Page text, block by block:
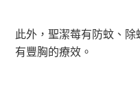
此外，聖潔莓有防蚊、
有豐胸的療效。